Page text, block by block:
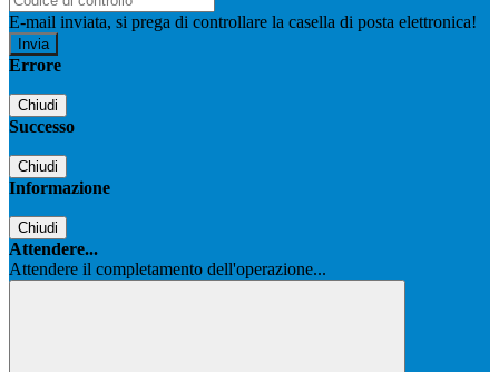
E-mail inviata, si prega di controllare la casella di posta elettronica!
Errore
Chiudi
Successo
Chiudi
Informazione
Chiudi
Attendere...
Attendere il completamento dell'operazione...